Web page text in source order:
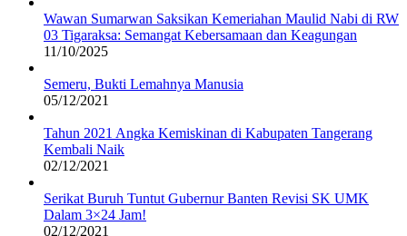
Wawan Sumarwan Saksikan Kemeriahan Maulid Nabi di RW
03 Tigaraksa: Semangat Kebersamaan dan Keagungan
11/10/2025
Semeru, Bukti Lemahnya Manusia
05/12/2021
Tahun 2021 Angka Kemiskinan di Kabupaten Tangerang
Kembali Naik
02/12/2021
Serikat Buruh Tuntut Gubernur Banten Revisi SK UMK
Dalam 3×24 Jam!
02/12/2021